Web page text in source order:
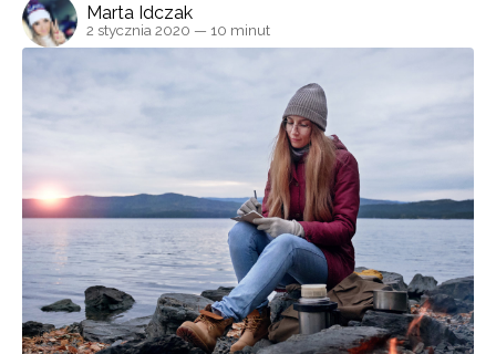
Marta Idczak
2 stycznia 2020 — 10 minut